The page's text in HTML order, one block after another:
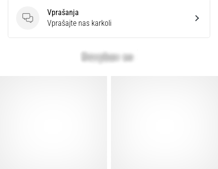
Vprašanja
Vprašanja
Vprašajte nas karkoli